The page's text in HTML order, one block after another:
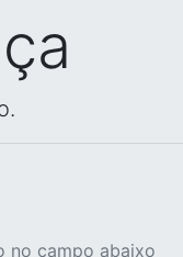
no campo abaixo